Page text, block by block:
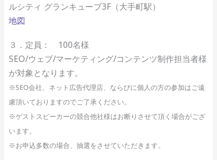
ルシティ グランキューブ3F（大手町駅）
地図
３．定員： 100名様
SEO/ウェブ/マーケティング/コンテンツ制作担当者様
が対象となります。
※SEO会社、ネット広告代理店、ならびに個人の方の参加はご遠
慮頂いておりますのでご了承ください。
※ゲストスピーカーの競合他社様はお断りさせて頂く場合がござ
います。
※お申込多数の場合、抽選をさせていただきます。